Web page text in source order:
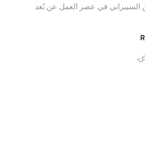
السيبراني في عصر العمل عن بُعد